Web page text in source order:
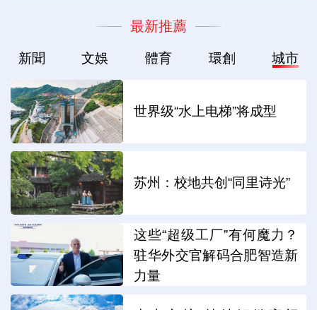
最新推薦
新聞 文娛 體育 環創 城市
世界级“水上电梯”将成型
苏州：校地共创“同里诗光”
这些“超级工厂”有何魔力？
驻华外交官解码合肥智造新
力量